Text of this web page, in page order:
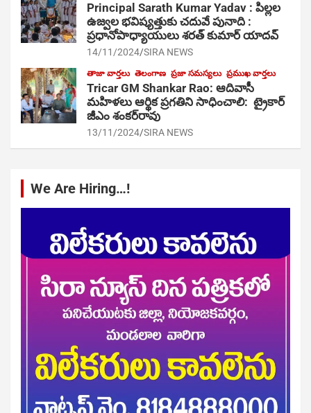
Principal Sarath Kumar Yadav : పిల్లల
ఉజ్వల భవిష్యత్తుకు చదువే పునాది :
ప్రధానోపాధ్యాయులు శరత్ కుమార్ యాదవ్
14/11/2024 SIRA NEWS
తాజా వార్తలు తెలంగాణ ప్రజా సమస్యలు ప్రముఖ వార్తలు
Tricar GM Shankar Rao: ఆదివాసీ
మహిళలు ఆర్థిక ప్రగతిని సాధించాలి: ట్రైకార్
జీఎం శంకర్‌రావు
13/11/2024 SIRA NEWS
We Are Hiring…!